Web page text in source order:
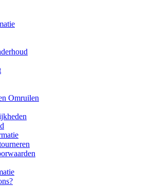
Omruilen